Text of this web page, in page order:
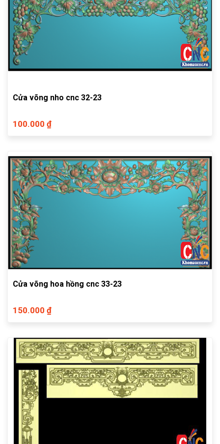
Cửa võng nho cnc 32-23
100.000 ₫
Cửa võng hoa hồng cnc 33-23
150.000 ₫